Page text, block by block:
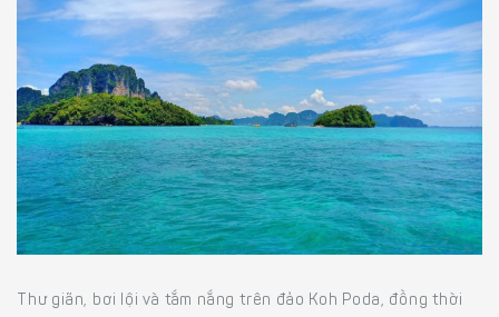
Thư giãn, bơi lội và tắm nắng trên đảo Koh Poda, đồng thời